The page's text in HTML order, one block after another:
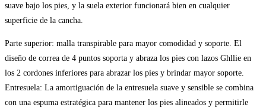
suave bajo los pies, y la suela exterior funcionará bien en cualquier
superficie de la cancha.
Parte superior: malla transpirable para mayor comodidad y soporte. El
diseño de correa de 4 puntos soporta y abraza los pies con lazos Ghllie en
los 2 cordones inferiores para abrazar los pies y brindar mayor soporte.
Entresuela: La amortiguación de la entresuela suave y sensible se combina
con una espuma estratégica para mantener los pies alineados y permitirle